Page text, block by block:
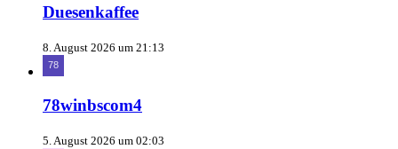
Duesenkaffee
8. August 2026 um 21:13
78winbscom4
5. August 2026 um 02:03